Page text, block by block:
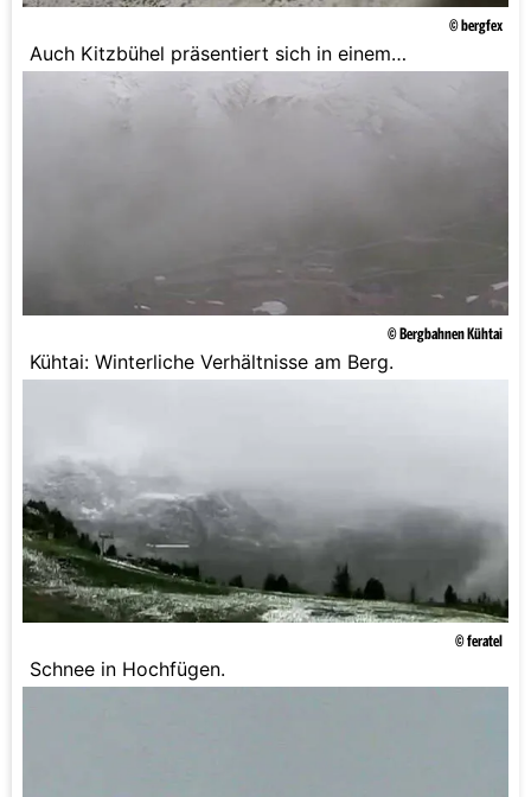
© bergfex
Auch Kitzbühel präsentiert sich in einem
winterlichen Kleid.
© Bergbahnen Kühtai
Kühtai: Winterliche Verhältnisse am Berg.
© feratel
Schnee in Hochfügen.